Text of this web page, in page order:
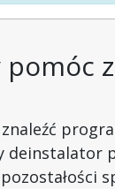
znaleźć
deinstalator